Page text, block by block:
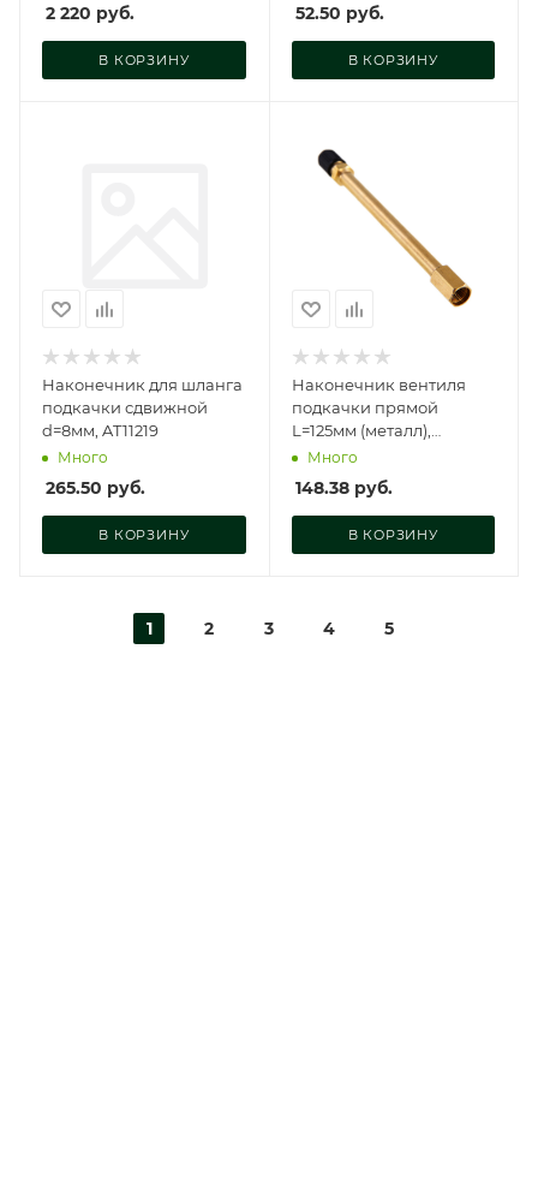
2 220 руб.
В КОРЗИНУ
52.50 руб.
В КОРЗИНУ
Наконечник для шланга
подкачки сдвижной
d=8мм, AT11219
Много
265.50 руб.
В КОРЗИНУ
Наконечник вентиля
подкачки прямой
L=125мм (металл),
AT10016
Много
148.38руб.
В КОРЗИНУ
1 2 3 4 5